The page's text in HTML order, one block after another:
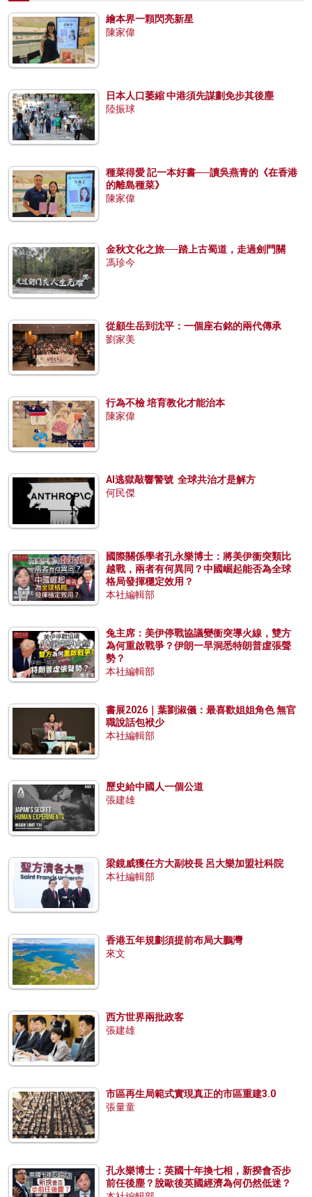
繪本界一顆閃亮新星
陳家偉
日本人口萎縮 中港須先謀劃免步其後塵
陸振球
種菜得愛 記一本好書──讀吳燕青的《在香港
的離島種菜》
陳家偉
金秋文化之旅──踏上古蜀道，走過劍門關
馮珍今
從顧生岳到沈平：一個座右銘的兩代傳承
劉家美
行為不檢 培育教化才能治本
陳家偉
AI逃獄敲響警號 全球共治才是解方
何民傑
國際關係學者孔永樂博士：將美伊衝突類比
越戰，兩者有何異同？中國崛起能否為全球
格局發揮穩定效用？
本社編輯部
兔主席：美伊停戰協議變衝突導火線，雙方
為何重啟戰爭？伊朗一早洞悉特朗普虛張聲
勢？
本社編輯部
書展2026｜葉劉淑儀：最喜歡姐姐角色 無官
職說話包袱少
本社編輯部
歷史給中國人一個公道
張建雄
梁鏡威獲任方大副校長 呂大樂加盟社科院
本社編輯部
香港五年規劃須提前布局大鵬灣
來文
西方世界兩批政客
張建雄
市區再生局範式實現真正的市區重建3.0
張量童
孔永樂博士：英國十年換七相，新揆會否步
前任後塵？脫歐後英國經濟為何仍然低迷？